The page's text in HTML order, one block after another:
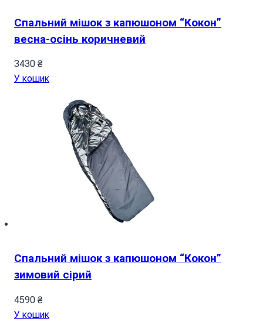
Спальний мішок з капюшоном “Кокон”
весна-осінь коричневий
3430 ₴
У кошик
Спальний мішок з капюшоном “Кокон”
зимовий сірий
4590 ₴
У кошик